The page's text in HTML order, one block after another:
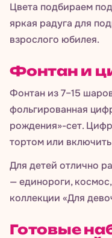
Цвета подбираем
яркая радуга для
взрослого юбилея.
Фонтан и
Фонтан из 7–15
фольгированная
рождения»-сет.
тортом или
Для детей отлично
— единороги,
коллекции «Для
Готовые